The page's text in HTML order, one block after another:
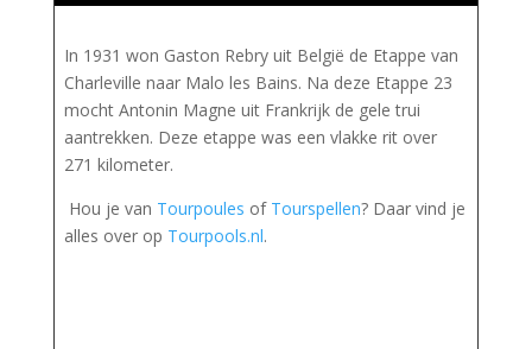
In 1931 won Gaston Rebry uit België de Etappe van
Charleville naar Malo les Bains. Na deze Etappe 23
mocht Antonin Magne uit Frankrijk de gele trui
aantrekken. Deze etappe was een vlakke rit over
271 kilometer.
Hou je van Tourpoules of Tourspellen? Daar vind je
alles over op Tourpools.nl.